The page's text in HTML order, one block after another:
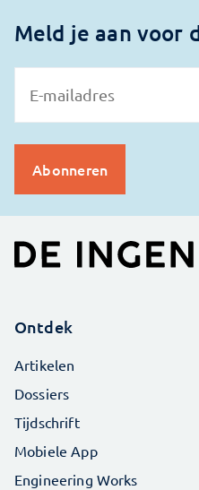
Meld je aan voor
Ontdek
Artikelen
Dossiers
Tijdschrift
Mobiele App
Engineering Works